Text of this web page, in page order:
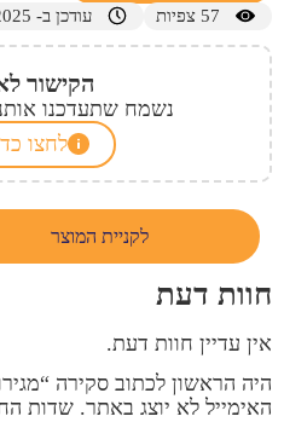
57 צפיות עודכן ב- 31/12/2025
הקישור
נשמח שתעדכנו
לחצו
לקניית המוצר
חוות דעת
אין עדיין חוות דעת.
היה הראשון לכתוב סקירה
האימייל לא יוצג באתר. שדות